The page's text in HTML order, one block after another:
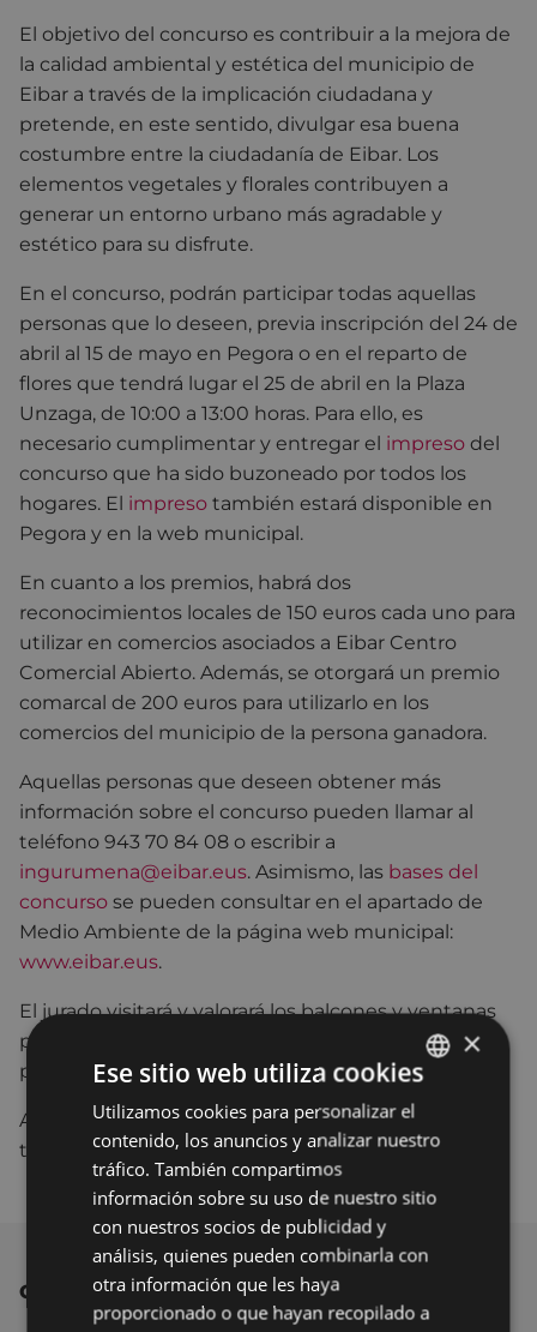
El objetivo del concurso es contribuir a la mejora de
la calidad ambiental y estética del municipio de
Eibar a través de la implicación ciudadana y
pretende, en este sentido, divulgar esa buena
costumbre entre la ciudadanía de Eibar. Los
elementos vegetales y florales contribuyen a
generar un entorno urbano más agradable y
estético para su disfrute.
En el concurso, podrán participar todas aquellas
personas que lo deseen, previa inscripción del 24 de
abril al 15 de mayo en Pegora o en el reparto de
flores que tendrá lugar el 25 de abril en la Plaza
Unzaga, de 10:00 a 13:00 horas. Para ello, es
necesario cumplimentar y entregar el impreso del
concurso que ha sido buzoneado por todos los
hogares. El impreso también estará disponible en
Pegora y en la web municipal.
En cuanto a los premios, habrá dos
reconocimientos locales de 150 euros cada uno para
utilizar en comercios asociados a Eibar Centro
Comercial Abierto. Además, se otorgará un premio
comarcal de 200 euros para utilizarlo en los
comercios del municipio de la persona ganadora.
Aquellas personas que deseen obtener más
información sobre el concurso pueden llamar al
teléfono 943 70 84 08 o escribir a
ingurumena@eibar.eus. Asimismo, las bases del
concurso se pueden consultar en el apartado de
Medio Ambiente de la página web municipal:
www.eibar.eus.
El jurado visitará y valorará los balcones y ventanas
participantes durante el mes de julio con el fin de
premiar al conjunto ornamental más bello.
Además de en Eibar, el concurso se celebrará
también en Deba, Elgoibar y Ermua.
OTRAS NOTICIAS
BASQUE
SPANISH
×
Ese sitio web utiliza cookies
Utilizamos cookies para personalizar el
contenido, los anuncios y analizar nuestro
tráfico. También compartimos
información sobre su uso de nuestro sitio
con nuestros socios de publicidad y
análisis, quienes pueden combinarla con
otra información que les haya
proporcionado o que hayan recopilado a